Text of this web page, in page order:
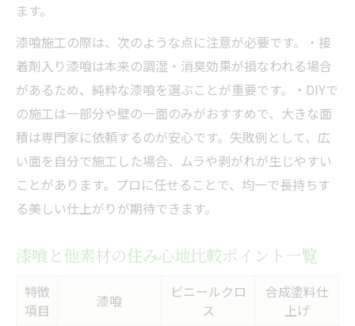
純粋な漆喰が持つ本来の性能とは
接着剤不使用漆喰の本当の実力を知る
純粋な漆喰と混合品の性能比較早見表
漆喰本来の調湿・消臭効果が活きる理由
純粋漆喰ならではの耐久性と安心感
昔ながらの漆喰が再注目される背景
DIY漆喰塗りのポイントと注意点
漆喰DIYで失敗しない作業手順チェック表
壁一面だけの漆喰塗りに挑戦するコツ
漆喰DIYで気をつけたい筋力と道具選び
ます。
漆喰施工の際は、次のような点に注意が必要です。・接
着剤入り漆喰は本来の調湿・消臭効果が損なわれる場合
があるため、純粋な漆喰を選ぶことが重要です。・DIYで
の施工は一部分や壁の一面のみがおすすめで、大きな面
積は専門家に依頼するのが安心です。失敗例として、広
い面を自分で施工した場合、ムラや剥がれが生じやすい
ことがあります。プロに任せることで、均一で長持ちす
る美しい仕上がりが期待できます。
漆喰と他素材の住み心地比較ポイント一覧
特徴
項目
漆喰
ビニールクロ
ス
合成塗料仕
上げ